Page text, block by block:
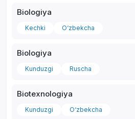
Biologiya
Kechki O‘zbekcha
Biologiya
Kunduzgi Ruscha
Biotexnologiya
Kunduzgi O‘zbekcha